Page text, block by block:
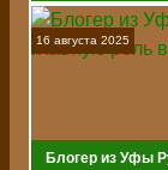
16 августа 2025
Блогер из Уфы